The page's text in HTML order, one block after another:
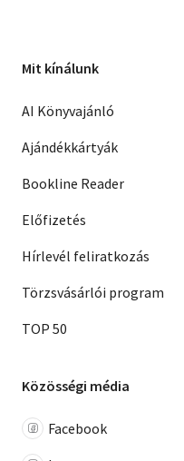
Mit kínálunk
AI Könyvajánló
Ajándékkártyák
Bookline Reader
Előfizetés
Hírlevél feliratkozás
Törzsvásárlói program
TOP 50
Közösségi média
Facebook